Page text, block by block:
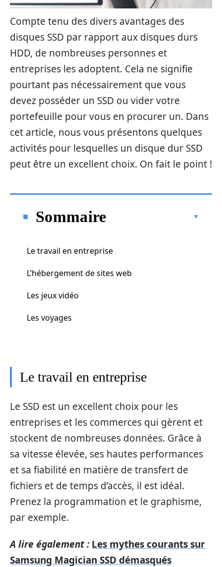
Compte tenu des divers avantages des
disques SSD par rapport aux disques durs
HDD, de nombreuses personnes et
entreprises les adoptent. Cela ne signifie
pourtant pas nécessairement que vous
devez posséder un SSD ou vider votre
portefeuille pour vous en procurer un. Dans
cet article, nous vous présentons quelques
activités pour lesquelles un disque dur SSD
peut être un excellent choix. On fait le point !
Sommaire
Le travail en entreprise
L’hébergement de sites web
Les jeux vidéo
Les voyages
Le travail en entreprise
Le SSD est un excellent choix pour les
entreprises et les commerces qui gèrent et
stockent de nombreuses données. Grâce à
sa vitesse élevée, ses hautes performances
et sa fiabilité en matière de transfert de
fichiers et de temps d’accès, il est idéal.
Prenez la programmation et le graphisme,
par exemple.
A lire également : Les mythes courants sur
Samsung Magician SSD démasqués